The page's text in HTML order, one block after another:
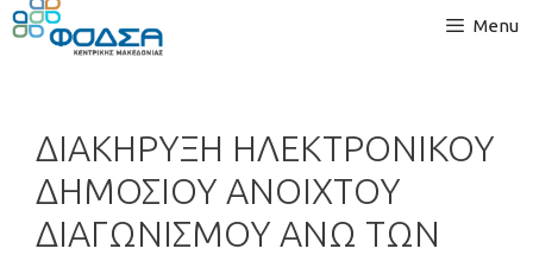
Menu
ΔΙΑΚΗΡΥΞΗ ΗΛΕΚΤΡΟΝΙΚΟΥ
ΔΗΜΟΣΙΟΥ ΑΝΟΙΧΤΟΥ
ΔΙΑΓΩΝΙΣΜΟΥ ΑΝΩ ΤΩΝ